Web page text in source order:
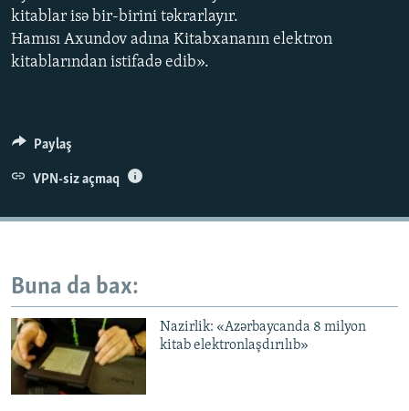
İNFOQRAFIKA
AZƏRBAYCAN ƏDƏBIYYATI KITABXANASI
MISSIYAMIZ
BIZIMLƏ ƏLAQƏ
XƏBƏR BÜLLETENLƏRIMIZ
BIZI IZLƏ
kitablar isə bir-birini təkrarlayır.
Hamısı Axundov adına Kitabxananın elektron
kitablarından istifadə edib».
Paylaş
VPN-siz açmaq
Buna da bax:
Nazirlik: «Azərbaycanda 8 milyon
kitab elektronlaşdırılıb»